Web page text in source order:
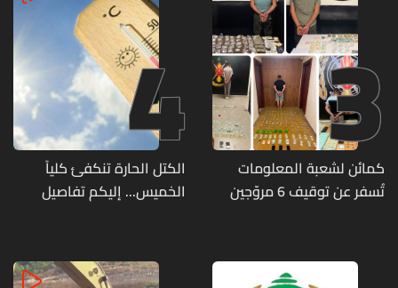
3
كمائن لشعبة المعلومات
تُسفر عن توقيف 6 مروّجين
4
الكتل الحارة تنكفئ كلياً
الخميس... إليكم تفاصيل